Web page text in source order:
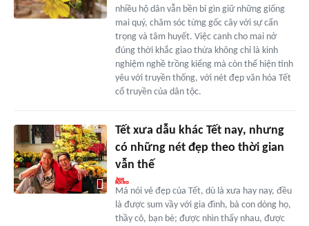
nhiều hộ dân vẫn bền bỉ gìn giữ những giống
mai quý, chăm sóc từng gốc cây với sự cẩn
trọng và tâm huyết. Việc canh cho mai nở
đúng thời khắc giao thừa không chỉ là kinh
nghiệm nghề trồng kiểng mà còn thể hiện tình
yêu với truyền thống, với nét đẹp văn hóa Tết
cổ truyền của dân tộc.
Tết xưa dẫu khác Tết nay, nhưng
có những nét đẹp theo thời gian
vẫn thế
Má nói vẻ đẹp của Tết, dù là xưa hay nay, đều
là được sum vầy với gia đình, bà con dòng họ,
thầy cô, bạn bè; được nhìn thấy nhau, được